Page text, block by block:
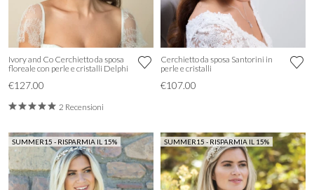
Ivory and Co Cerchietto da sposa
floreale con perle e cristalli Delphi
€127.00
2 Recensioni
Cerchietto da sposa Santorini in
perle e cristalli
€107.00
SUMMER15 - RISPARMIA IL 15% SUMMER15 - RISPARMIA IL 15%